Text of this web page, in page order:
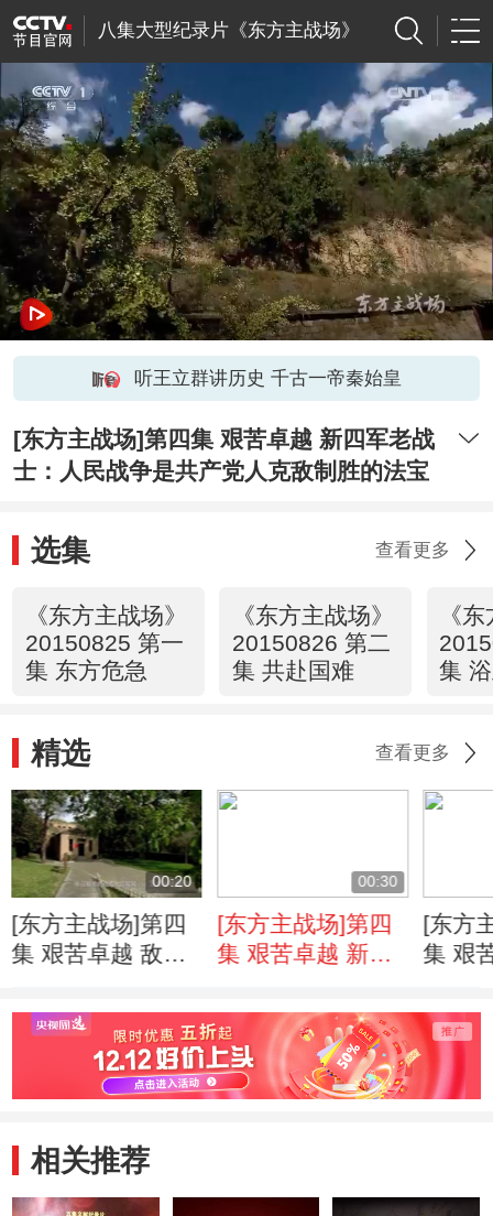
八集大型纪录片《东方主战场》
听王立群讲历史 千古一帝秦始皇
[东方主战场]第四集 艰苦卓越 新四军老战
士：人民战争是共产党人克敌制胜的法宝
选集 查看更多
《东方主战场》
20150825 第一
集 东方危急
《东方主战场》
20150826 第二
集 共赴国难
《
集
精选 查看更多
00:20
[东方主战场]第四
集 艰苦卓越 敌后
过难关
00:30
[东方主战场]第四
集 艰苦卓越 新四
争是共产党人克敌
制胜的法宝
[东方
集 艰
左权
牲
相关推荐